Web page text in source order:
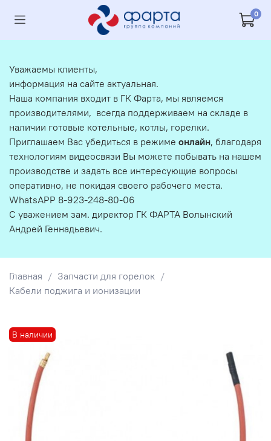
0
Главная
Запчасти для горелок
Кабели поджига и ионизации
В наличии
Уважаемы клиенты,
информация на сайте актуальная.
Наша компания входит в ГК Фарта, мы являемся
производителями, всегда поддерживаем на складе в
наличии готовые котельные, котлы, горелки.
Приглашаем Вас убедиться в режиме онлайн, благодаря
технологиям видеосвязи Вы можете побывать на нашем
производстве и задать все интересующие вопросы
оперативно, не покидая своего рабочего места.
WhatsAPP 8-923-248-80-06
С уважением зам. директор ГК ФАРТА Волынский
Андрей Геннадьевич.